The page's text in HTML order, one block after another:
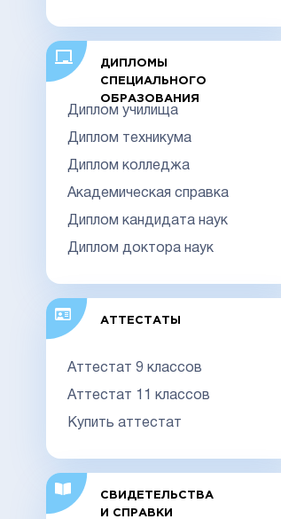
ДИПЛОМЫ
СПЕЦИАЛЬНОГО
ОБРАЗОВАНИЯ
Диплом училища
Диплом техникума
Диплом колледжа
Академическая справка
Диплом кандидата наук
Диплом доктора наук
АТТЕСТАТЫ
Аттестат 9 классов
Аттестат 11 классов
Купить аттестат
СВИДЕТЕЛЬСТВА
И СПРАВКИ